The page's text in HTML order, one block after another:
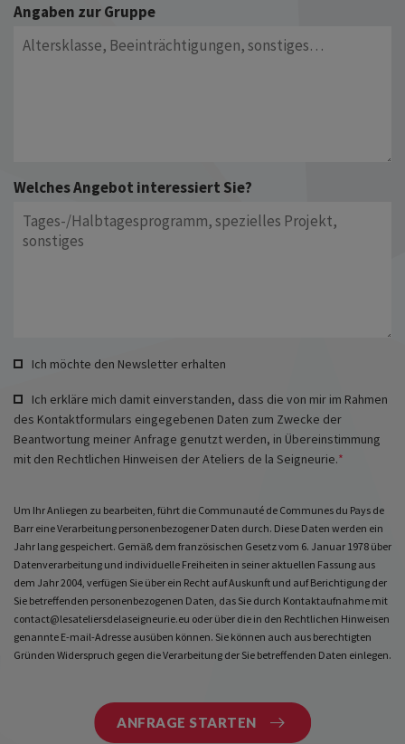
Angaben zur Gruppe
Welches Angebot interessiert Sie?
Ich möchte den Newsletter erhalten
Ich erkläre mich damit einverstanden, dass die von mir im Rahmen
des Kontaktformulars eingegebenen Daten zum Zwecke der
Beantwortung meiner Anfrage genutzt werden, in Übereinstimmung
mit den Rechtlichen Hinweisen der Ateliers de la Seigneurie.*
Statusmeldung
Um Ihr Anliegen zu bearbeiten, führt die Communauté de Communes du Pays de
Barr eine Verarbeitung personenbezogener Daten durch. Diese Daten werden ein
Jahr lang gespeichert. Gemäß dem französischen Gesetz vom 6. Januar 1978 über
Datenverarbeitung und individuelle Freiheiten in seiner aktuellen Fassung aus
dem Jahr 2004, verfügen Sie über ein Recht auf Auskunft und auf Berichtigung der
Sie betreffenden personenbezogenen Daten, das Sie durch Kontaktaufnahme mit
contact@lesateliersdelaseigneurie.eu oder über die in den Rechtlichen Hinweisen
genannte E-mail-Adresse ausüben können. Sie können auch aus berechtigten
Gründen Widerspruch gegen die Verarbeitung der Sie betreffenden Daten einlegen.